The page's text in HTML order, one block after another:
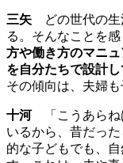
三矢 どの世代の生
る。そんなことを
方や働き方のマニ
を自分たちで設計
その傾向は、夫婦
十河「こうあらね
いるから、昔だっ
的な子どもでも、